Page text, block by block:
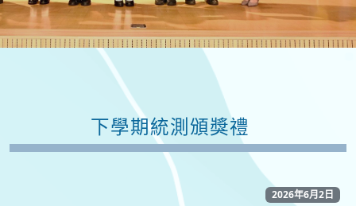
下學期統測頒獎禮
2026年6月2日